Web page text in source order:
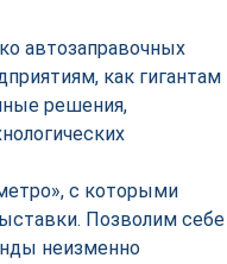
автозаправочных
как гигантам
решения,
с которыми
Позволим себе
неизменно